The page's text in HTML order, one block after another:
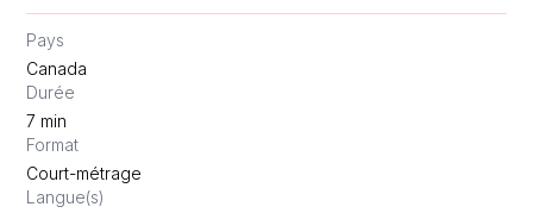
Pays
Canada
Durée
7 min
Format
Court-métrage
Langue(s)